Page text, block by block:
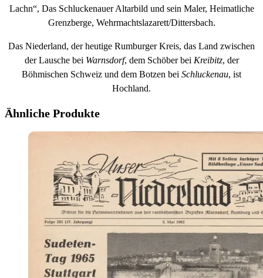
Lachn“, Das Schluckenauer Altarbild und sein Maler, Heimatliche
Grenzberge, Wehrmachtslazarett/Dittersbach.
Das Niederland, der heutige Rumburger Kreis, das Land zwischen
der Lausche bei Warnsdorf, dem Schöber bei Kreibitz, der
Böhmischen Schweiz und dem Botzen bei Schluckenau, ist
Hochland.
Ähnliche Produkte